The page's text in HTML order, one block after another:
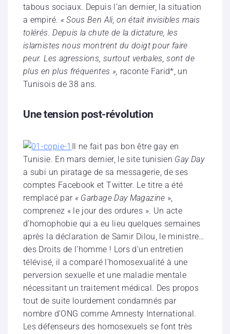
tabous sociaux. Depuis l’an dernier, la situation
a empiré. « Sous Ben Ali, on était invisibles mais
tolérés. Depuis la chute de la dictature, les
islamistes nous montrent du doigt pour faire
peur. Les agressions, surtout verbales, sont de
plus en plus fréquentes », raconte Farid*, un
Tunisois de 38 ans.
Une tension post-révolution
Il ne fait pas bon être gay en
Tunisie. En mars dernier, le site tunisien Gay Day
a subi un piratage de sa messagerie, de ses
comptes Facebook et Twitter. Le titre a été
remplacé par « Garbage Day Magazine »,
comprenez « le jour des ordures ». Un acte
d’homophobie qui a eu lieu quelques semaines
après la déclaration de Samir Dilou, le ministre…
des Droits de l’homme ! Lors d’un entretien
télévisé, il a comparé l’homosexualité à une
perversion sexuelle et une maladie mentale
nécessitant un traitement médical. Des propos
tout de suite lourdement condamnés par
nombre d’ONG comme Amnesty International.
Les défenseurs des homosexuels se font très